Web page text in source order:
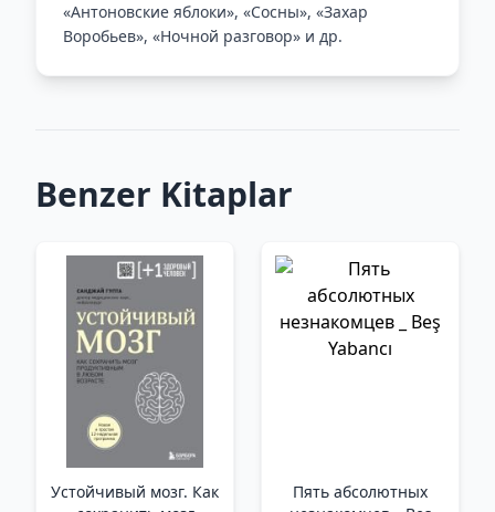
«Антоновские яблоки», «Сосны», «Захар
Воробьев», «Ночной разговор» и др.
Benzer Kitaplar
Устойчивый мозг. Как
Пять абсолютных